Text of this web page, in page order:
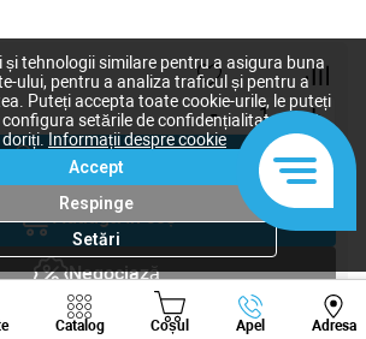
- +
Cumpără acum
Adaugă în coș
Negociază
Solicitare inginer
Catalog Coșul Apel Adresa
Viber Whatsapp
și tehnologii similare pentru a asigura buna
ului, pentru a analiza traficul și pentru a
Puteți accepta toate cookie-urile, le puteți
setările de confidențialitate după
doriți.Informații despre cookie
Accept
Respinge
Setări